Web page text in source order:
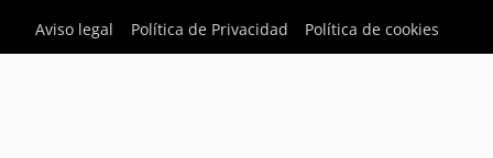
Aviso legal
Política de Privacidad Política de cookies